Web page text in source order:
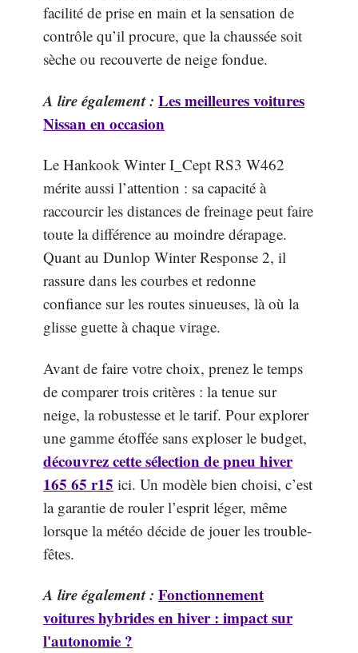
facilité de prise en main et la sensation de
contrôle qu’il procure, que la chaussée soit
sèche ou recouverte de neige fondue.
A lire également : Les meilleures voitures
Nissan en occasion
Le Hankook Winter I_Cept RS3 W462
mérite aussi l’attention : sa capacité à
raccourcir les distances de freinage peut faire
toute la différence au moindre dérapage.
Quant au Dunlop Winter Response 2, il
rassure dans les courbes et redonne
confiance sur les routes sinueuses, là où la
glisse guette à chaque virage.
Avant de faire votre choix, prenez le temps
de comparer trois critères : la tenue sur
neige, la robustesse et le tarif. Pour explorer
une gamme étoffée sans exploser le budget,
découvrez cette sélection de pneu hiver
165 65 r15 ici. Un modèle bien choisi, c’est
la garantie de rouler l’esprit léger, même
lorsque la météo décide de jouer les trouble-
fêtes.
A lire également : Fonctionnement
voitures hybrides en hiver : impact sur
l'autonomie ?